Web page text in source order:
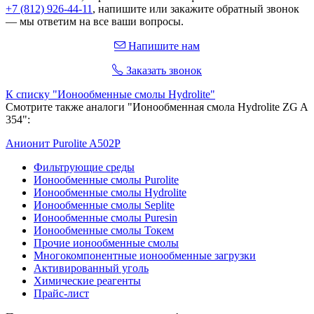
+7 (812) 926-44-11 , напишите или закажите обратный звонок
— мы ответим на все ваши вопросы.
Напишите нам
Заказать звонок
К списку "Ионообменные смолы Hydrolite"
Смотрите также aналоги "Ионообменная смола Hydrolite ZG A
354":
Анионит Purolite A502P
Фильтрующие среды
Ионообменные смолы Purolite
Ионообменные смолы Hydrolite
Ионообменные смолы Seplite
Ионообменные смолы Puresin
Ионообменные смолы Токем
Прочие ионообменные смолы
Многокомпонентные ионообменные загрузки
Активированный уголь
Химические реагенты
Прайс-лист